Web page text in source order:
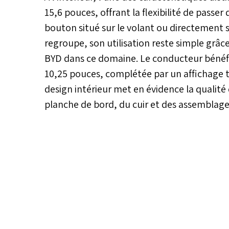
15,6 pouces, offrant la flexibilité de
bouton situé sur le volant ou
regroupe, son utilisation reste simple
BYD dans ce domaine. Le conducteur
10,25 pouces, complétée par un
design intérieur met en évidence la
planche de bord, du cuir et des